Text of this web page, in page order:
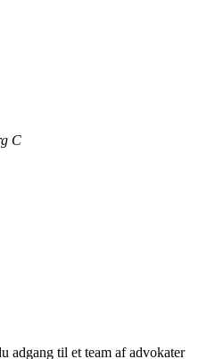
C
adgang til et team af advokater